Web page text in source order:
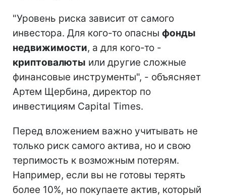
"Уровень риска зависит от самого
инвестора. Для кого-то опасны фонды
недвижимости, а для кого-то -
криптовалюты или другие сложные
финансовые инструменты", - объясняет
Артем Щербина, директор по
инвестициям Capital Times.
Перед вложением важно учитывать не
только риск самого актива, но и свою
терпимость к возможным потерям.
Например, если вы не готовы терять
более 10%, но покупаете актив, который